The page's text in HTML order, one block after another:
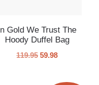
In Gold We Trust The
Hoody Duffel Bag
119.95 59.98